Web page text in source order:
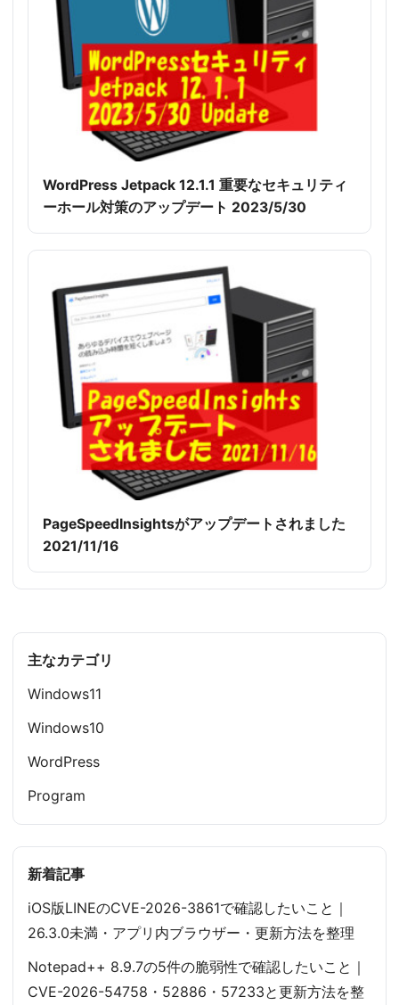
WordPress Jetpack 12.1.1 重要なセキュリティ
ーホール対策のアップデート 2023/5/30
PageSpeedInsightsがアップデートされました
2021/11/16
主なカテゴリ
Windows11
Windows10
WordPress
Program
新着記事
iOS版LINEのCVE-2026-3861で確認したいこと｜
26.3.0未満・アプリ内ブラウザー・更新方法を整理
Notepad++ 8.9.7の5件の脆弱性で確認したいこと｜
CVE-2026-54758・52886・57233と更新方法を整